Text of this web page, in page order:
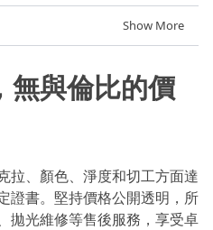
Show More
無與倫比的價
拉、顏色、淨度和切工方面達
證書。堅持價格公開透明，所
拋光維修等售後服務，享受卓